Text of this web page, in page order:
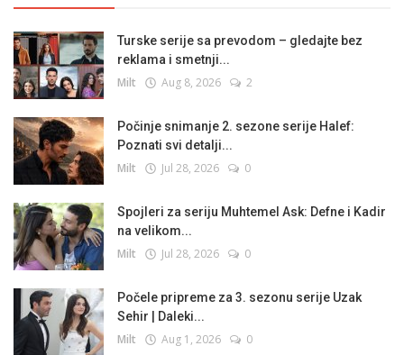
Turske serije sa prevodom – gledajte bez
reklama i smetnji...
Milt Aug 8, 2026 2
Počinje snimanje 2. sezone serije Halef:
Poznati svi detalji...
Milt Jul 28, 2026 0
Spojleri za seriju Muhtemel Ask: Defne i Kadir
na velikom...
Milt Jul 28, 2026 0
Počele pripreme za 3. sezonu serije Uzak
Sehir | Daleki...
Milt Aug 1, 2026 0